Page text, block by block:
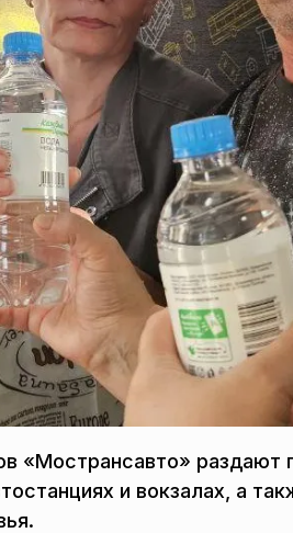
«Мострансавто» раздают
и вокзалах, а